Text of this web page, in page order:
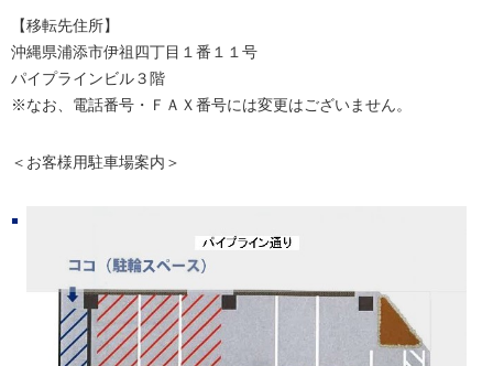
【移転先住所】
沖縄県浦添市伊祖四丁目１番１１号
パイプラインビル３階
※なお、電話番号・ＦＡＸ番号には変更はございません。
＜お客様用駐車場案内＞